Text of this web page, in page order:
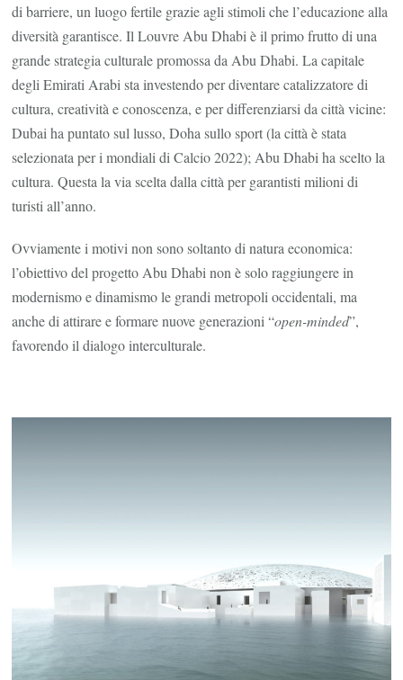
di barriere, un luogo fertile grazie agli stimoli che l’educazione alla
diversità garantisce. Il Louvre Abu Dhabi è il primo frutto di una
grande strategia culturale promossa da Abu Dhabi. La capitale
degli Emirati Arabi sta investendo per diventare catalizzatore di
cultura, creatività e conoscenza, e per differenziarsi da città vicine:
Dubai ha puntato sul lusso, Doha sullo sport (la città è stata
selezionata per i mondiali di Calcio 2022); Abu Dhabi ha scelto la
cultura. Questa la via scelta dalla città per garantisti milioni di
turisti all’anno.
Ovviamente i motivi non sono soltanto di natura economica:
l’obiettivo del progetto Abu Dhabi non è solo raggiungere in
modernismo e dinamismo le grandi metropoli occidentali, ma
anche di attirare e formare nuove generazioni “open-minded”,
favorendo il dialogo interculturale.